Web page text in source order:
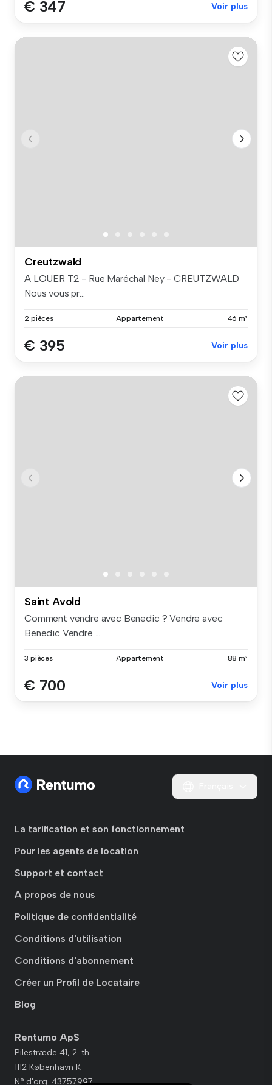
€ 347 Voir plus
Creutzwald
A LOUER T2 - Rue Maréchal Ney - CREUTZWALD
Nous vous pr...
2 pièces Appartement 46 m²
€ 395 Voir plus
Saint Avold
Comment vendre avec Benedic ? Vendre avec
Benedic Vendre ...
3 pièces Appartement 88 m²
€ 700 Voir plus
La tarification et son fonctionnement
Pour les agents de location
Support et contact
A propos de nous
Politique de confidentialité
Conditions d'utilisation
Conditions d'abonnement
Créer un Profil de Locataire
Blog
Rentumo ApS
Pilestræde 41, 2. th.
1112 København K
N° d'org. 43757997